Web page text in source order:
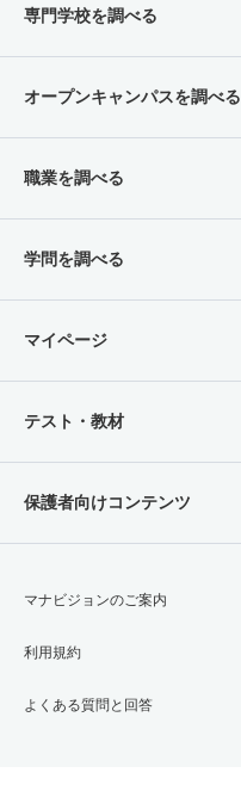
専門学校を調べる
オープンキャンパスを調べる
職業を調べる
学問を調べる
マイページ
テスト・教材
保護者向けコンテンツ
マナビジョンのご案内
利用規約
よくある質問と回答